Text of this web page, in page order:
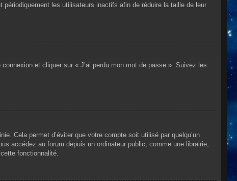
périodiquement les utilisateurs inactifs afin de réduire la taille de leur
et cliquer sur « J’ai perdu mon mot de passe ». Suivez les
Cela permet d’éviter que votre compte soit utilisé par quelqu’un
accédez au forum depuis un ordinateur public, comme une librairie,
fonctionnalité.